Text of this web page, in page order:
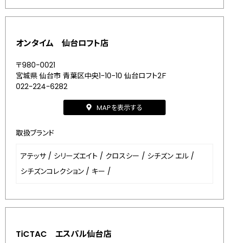
オンタイム 仙台ロフト店
〒980-0021
宮城県 仙台市 青葉区中央1-10-10 仙台ロフト2Ｆ
022-224-6282
MAPを表示する
取扱ブランド
アテッサ / シリーズエイト / クロスシー / シチズン エル /
シチズンコレクション / キー /
TiCTAC エスパル仙台店